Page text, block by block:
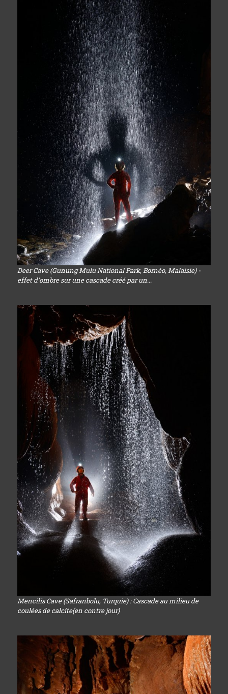
Deer Cave (Gunung Mulu National Park, Bornéo, Malaisie) -
effet d'ombre sur une cascade créé par un...
Mencilis Cave (Safranbolu, Turquie) : Cascade au milieu de
coulées de calcite(en contre jour)